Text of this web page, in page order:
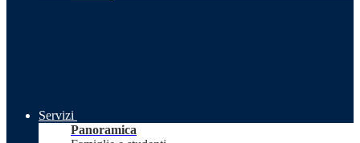
Servizi
Panoramica